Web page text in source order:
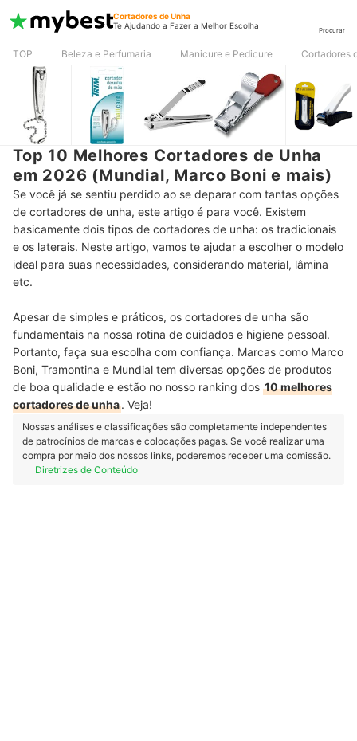
Cortadores de Unha
Te Ajudando a Fazer a Melhor Escolha
Procurar
TOP Beleza e Perfumaria Manicure e Pedicure Cortadores
Top 10 Melhores Cortadores de Unha
em 2026 (Mundial, Marco Boni e mais)
Se você já se sentiu perdido ao se deparar com tantas opções
de cortadores de unha, este artigo é para você. Existem
basicamente dois tipos de cortadores de unha: os tradicionais
e os laterais. Neste artigo, vamos te ajudar a escolher o modelo
ideal para suas necessidades, considerando material, lâmina
etc.
Apesar de simples e práticos, os cortadores de unha são
fundamentais na nossa rotina de cuidados e higiene pessoal.
Portanto, faça sua escolha com confiança. Marcas como Marco
Boni, Tramontina e Mundial tem diversas opções de produtos
de boa qualidade e estão no nosso ranking dos 10 melhores
cortadores de unha. Veja!
Nossas análises e classificações são completamente independentes
de patrocínios de marcas e colocações pagas. Se você realizar uma
compra por meio dos nossos links, poderemos receber uma comissão.
Diretrizes de Conteúdo